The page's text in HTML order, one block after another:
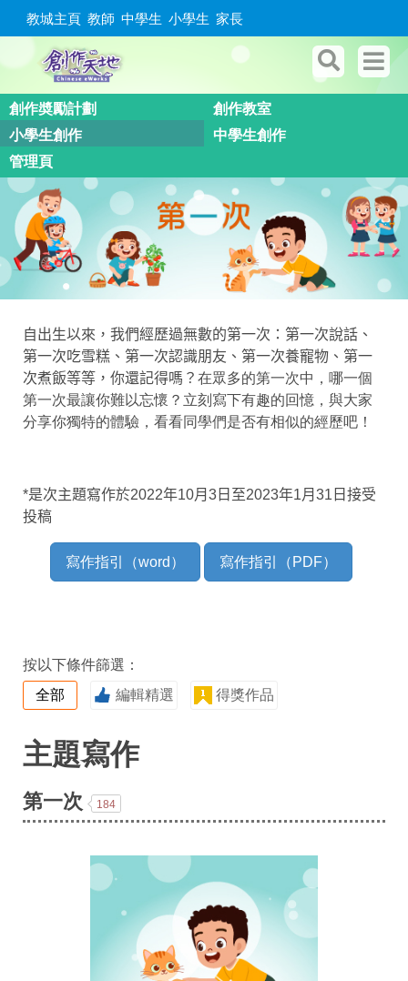
教城主頁 教師 中學生 小學生 家長
創作奬勵計劃
創作教室
小學生創作
中學生創作
管理頁
自出生以來，我們經歷過無數的第一次：第一次說話、
第一次吃雪糕、第一次認識朋友、第一次養寵物、第一
次煮飯等等，你還記得嗎？ 在眾多的第一次中，哪一個
第一次最讓你難以忘懷？立刻寫下有趣的回憶，與大家
分享你獨特的體驗，看看同學們是否有相似的經歷吧！
*是次主題寫作於2022年10月 3 日至2023年1月 31 日接受
投稿
寫作指引（word） 寫作指引（PDF）
按以下條件篩選：
全部
編輯精選 得獎作品
主題寫作
第一次 184